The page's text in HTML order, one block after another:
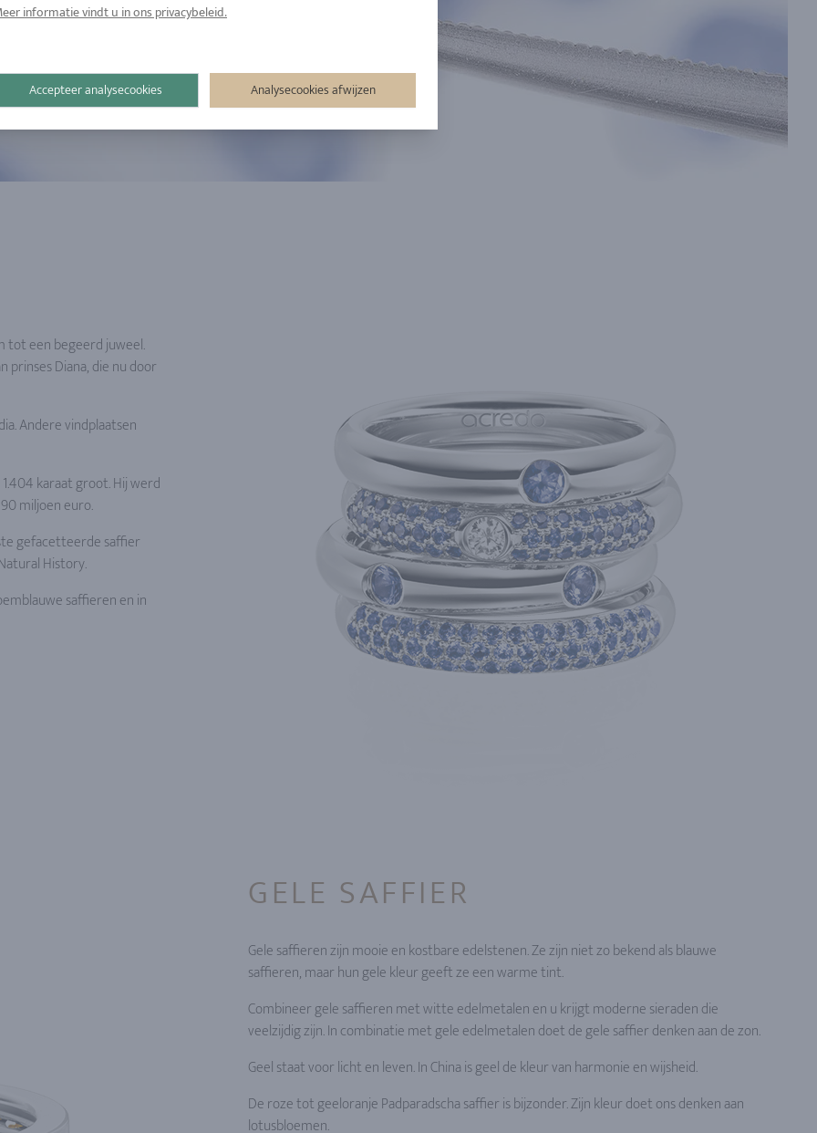
tot een begeerd juweel.
prinses Diana, die nu door
Andere vindplaatsen
karaat groot. Hij werd
miljoen euro.
gefacetteerde saffier
History.
saffieren en in
GELE SAFFIER
Gele saffieren zijn mooie en kostbare edelstenen. Ze zijn niet zo bekend als blauwe
saffieren, maar hun gele kleur geeft ze een warme tint.
Combineer gele saffieren met witte edelmetalen en u krijgt moderne sieraden die
veelzijdig zijn. In combinatie met gele edelmetalen doet de gele saffier denken aan de zon.
Geel staat voor licht en leven. In China is geel de kleur van harmonie en wijsheid.
De roze tot geeloranje Padparadscha saffier is bijzonder. Zijn kleur doet ons denken aan
lotusbloemen.
informatie vindt u in ons privacybeleid.
Analysecookies afwijzen
Accepteer analysecookies